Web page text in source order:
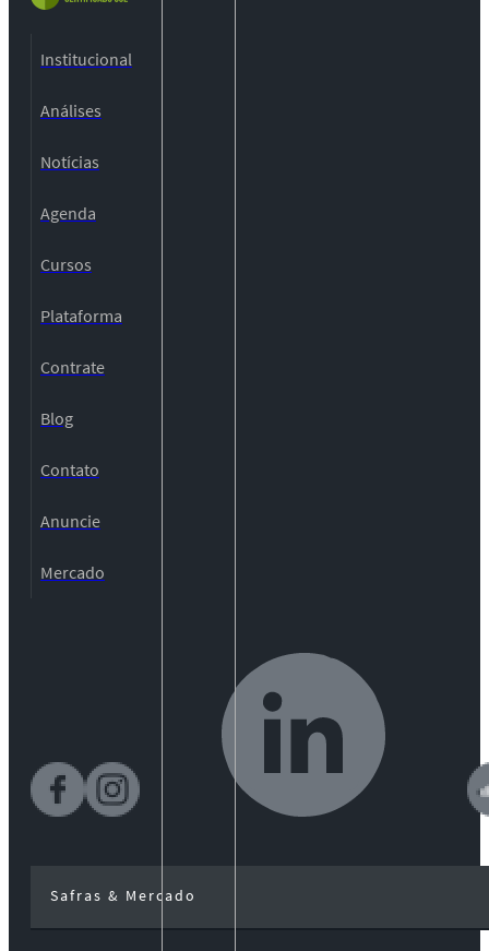
Institucional
Análises
Notícias
Agenda
Cursos
Plataforma
Contrate
Blog
Contato
Anuncie
Mercado
Safras & Mercado